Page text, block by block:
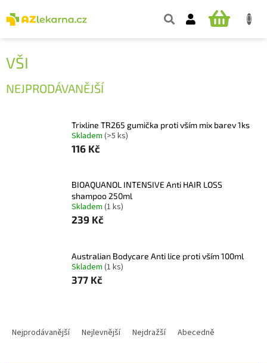
na
obsah
NÁKUPNÍ
VŠI
NEJPRODÁVANĚJŠÍ
Trixline TR265 gumička proti vším mix barev 1ks
Skladem (>5 ks)
116 Kč
BIOAQUANOL INTENSIVE Anti HAIR LOSS
shampoo 250ml
Skladem (1 ks)
239 Kč
Australian Bodycare Anti lice proti vším 100ml
Skladem (1 ks)
377 Kč
ANejprodávanější Nejlevnější Nejdražší Abecedně